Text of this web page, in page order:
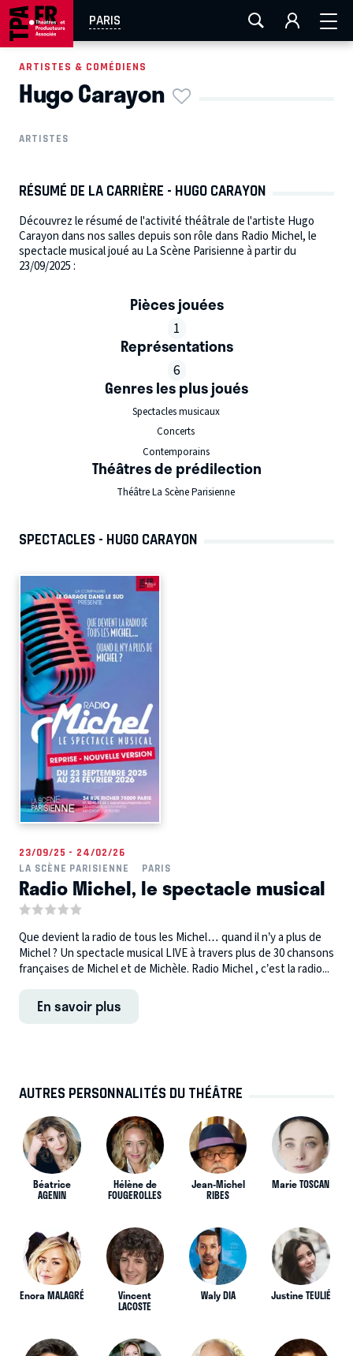
PARIS
AIX-MARSEILLE LA ROCHELLE
EN TOURNÉE
ARTISTES & COMÉDIENS
Hugo Carayon
ARTISTES
RÉSUMÉ DE LA CARRIÈRE - HUGO CARAYON
Découvrez le résumé de l'activité théâtrale de l'artiste Hugo
Carayon dans nos salles depuis son rôle dans Radio Michel, le
spectacle musical joué au La Scène Parisienne à partir du
23/09/2025 :
Pièces jouées
1
Représentations
6
Genres les plus joués
Spectacles musicaux
Concerts
Contemporains
Théâtres de prédilection
Théâtre La Scène Parisienne
SPECTACLES - HUGO CARAYON
23/09/25 - 24/02/26
LA SCÈNE PARISIENNE
PARIS
Radio Michel, le spectacle musical
Que devient la radio de tous les Michel… quand il n’y a plus de
Michel ? Un spectacle musical LIVE à travers plus de 30 chansons
françaises de Michel et de Michèle. Radio Michel , c’est la radio...
En savoir plus
AUTRES PERSONNALITÉS DU THÉÂTRE
Béatrice
AGENIN
Hélène de
FOUGEROLLES
Jean-Michel
RIBES
Marie TOSCAN
Enora MALAGRÉ Vincent
LACOSTE
Waly DIA Justine TEULIÉ